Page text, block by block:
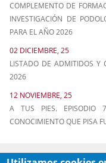
COMPLEMENTO DE
INVESTIGACIÓN DE
PARA EL AÑO 2026
02 DICIEMBRE, 25
LISTADO DE ADMITIDOS Y
2026
12 NOVIEMBRE, 25
A TUS PIES. EPISODIO
CONOCIMIENTO QUE PISA